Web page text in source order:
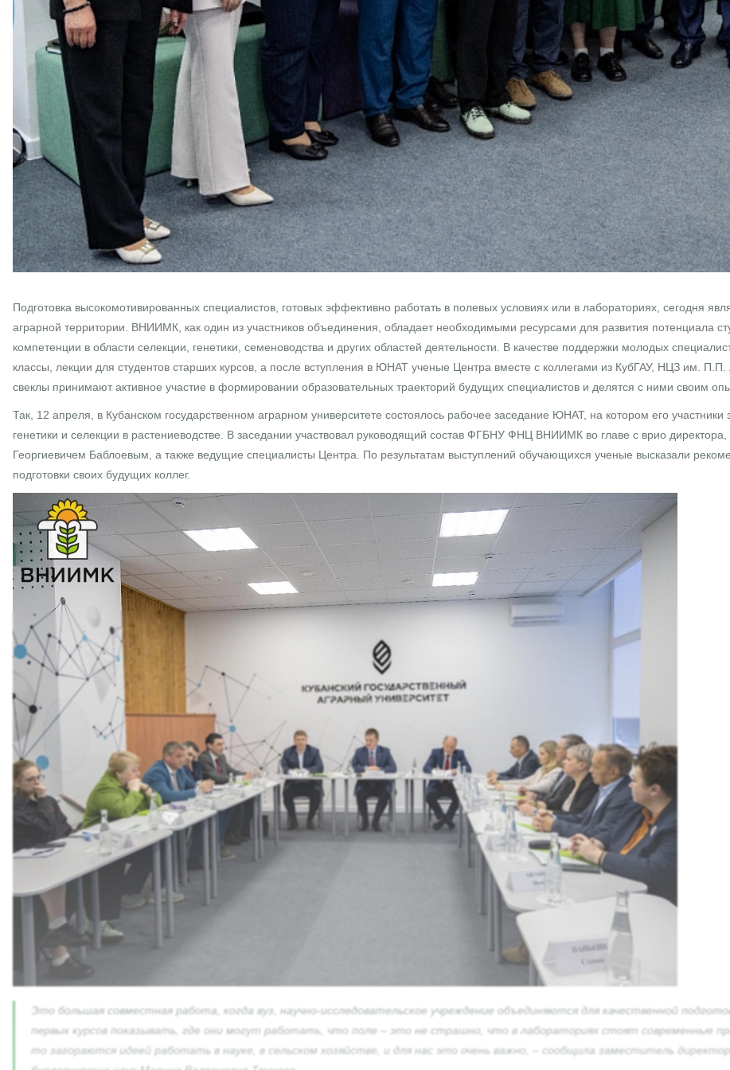
Подготовка высокомотивированных специалистов, готовых эффективно работать в полевых условиях или в лабораториях, сегодня
аграрной территории. ВНИИМК, как один из участников объединения, обладает необходимыми ресурсами для развития потенциала
компетенции в области селекции, генетики, семеноводства и других областей деятельности. В качестве поддержки молодых
классы, лекции для студентов старших курсов, а после вступления в ЮНАТ ученые Центра вместе с коллегами из КубГАУ, НЦЗ им.
свеклы принимают активное участие в формировании образовательных траекторий будущих специалистов и делятся с ними своим
Так, 12 апреля, в Кубанском государственном аграрном университете состоялось рабочее заседание ЮНАТ, на котором его
генетики и селекции в растениеводстве. В заседании участвовал руководящий состав ФГБНУ ФНЦ ВНИИМК во главе с врио директора,
Георгиевичем Баблоевым, а также ведущие специалисты Центра. По результатам выступлений обучающихся ученые высказали
подготовки своих будущих коллег.
Это большая совместная работа, когда вуз, научно-исследовательское учреждение объединяются для качественной
первых курсов показывать, где они могут работать, что поле – это не страшно, что в лабораториях стоят современные
то загораются идеей работать в науке, в сельском хозяйстве, и для нас это очень важно, – сообщила заместитель